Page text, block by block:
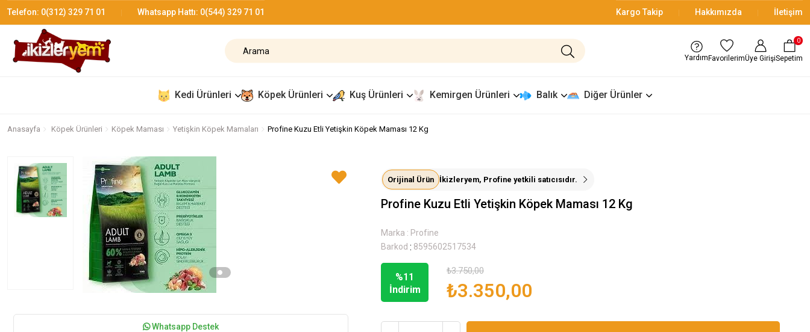
Telefon: 0(312) 329 71 01 Whatsapp Hattı: 0(544) 329 71 01 Kargo Takip Hakkımızda İletişim
Yardım FavorilerimÜye GirişiSepetim
0
Kedi Ürünleri Köpek Ürünleri Kuş Ürünleri Kemirgen Ürünleri Balık Diğer Ürünler
Anasayfa Köpek Ürünleri Köpek Maması Yetişkin Köpek Mamaları Profine Kuzu Etli Yetişkin Köpek Maması 12 Kg
Whatsapp Destek
Orijinal Ürün İkizleryem, Profine yetkili satıcısıdır.
Profine Kuzu Etli Yetişkin Köpek Maması 12 Kg
Marka : Profine
Barkod : 8595602517534
%11
İndirim
₺3.750,00
₺3.350,00